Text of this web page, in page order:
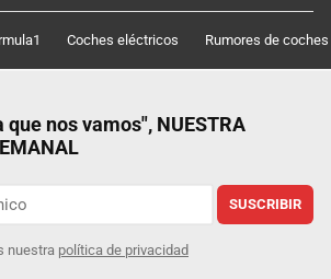
Coches eléctricos Rumores de coches
que nos vamos", NUESTRA
SUSCRIBIR
nuestra política de privacidad